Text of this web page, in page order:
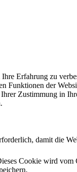
Erfahrung zu
Funktionen der
Zustimmung in
damit die
Cookie wird vom